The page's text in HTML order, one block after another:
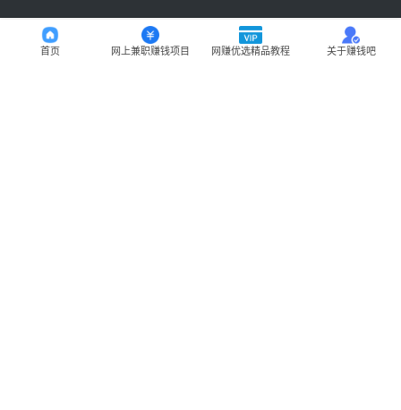
首页 网上兼职赚钱项目 网赚优选精品教程 关于赚钱吧